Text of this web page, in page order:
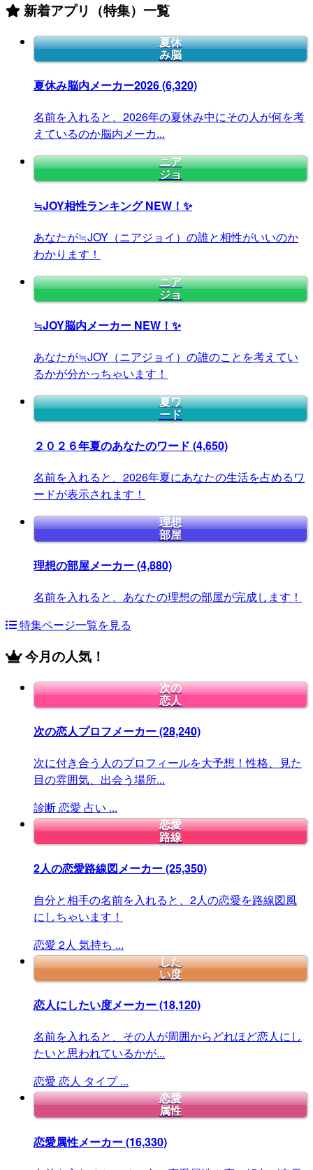
新着アプリ（特集）一覧
夏休
み脳
夏休み脳内メーカー2026(6,320)
名前を入れると、2026年の夏休み中にその人が何を考
えているのか脳内メーカ...
ニア
ジョ
≒JOY相性ランキングNEW！✨
あなたが≒JOY（ニアジョイ）の誰と相性がいいのか
わかります！
ニア
ジョ
≒JOY脳内メーカー NEW！✨
あなたが≒JOY（ニアジョイ）の誰のことを考えてい
るかが分かっちゃいます！
夏ワ
ード
２０２６年夏のあなたのワード (4,650)
名前を入れると、2026年夏にあなたの生活を占めるワ
ードが表示されます！
理想
部屋
理想の部屋メーカー(4,880)
名前を入れると、あなたの理想の部屋が完成します！
特集ページ一覧を見る
今月の人気！
次の
恋人
次の恋人プロフメーカー(28,240)
次に付き合う人のプロフィールを大予想！性格、見た
目の雰囲気、出会う場所...
診断恋愛 占い ...
恋愛
路線
2人の恋愛路線図メーカー(25,350)
自分と相手の名前を入れると、2人の恋愛を路線図風
にしちゃいます！
恋愛 2人 気持ち ...
した
い度
恋人にしたい度メーカー(18,120)
名前を入れると、その人が周囲からどれほど恋人にし
たいと思われているかが...
恋愛 恋人 タイプ ...
恋愛
属性
恋愛属性メーカー(16,330)